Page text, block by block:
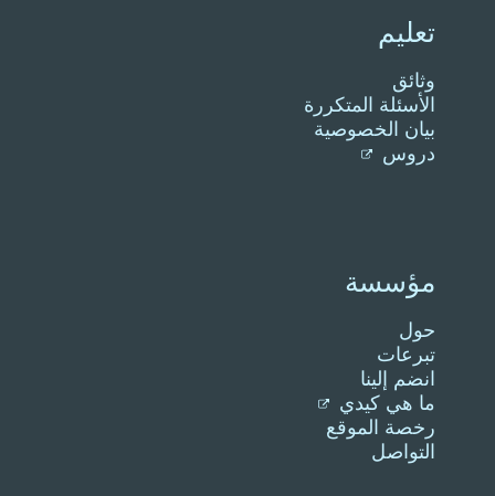
تعليم
وثائق
الأسئلة المتكررة
بيان الخصوصية
دروس
مؤسسة
حول
تبرعات
انضم إلينا
ما هي كيدي
رخصة الموقع
التواصل